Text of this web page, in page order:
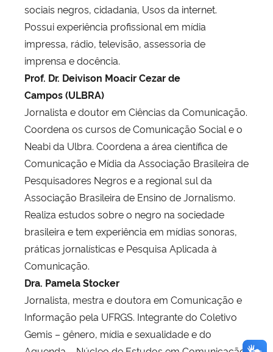
sociais negros, cidadania, Usos da internet.
Possui experiência profissional em mídia
impressa, rádio, televisão, assessoria de
imprensa e docência.
Prof. Dr. Deivison Moacir Cezar de
Campos(ULBRA)
Jornalista e doutor em Ciências da Comunicação.
Coordena os cursos de Comunicação Social e o
Neabi da Ulbra. Coordena a área científica de
Comunicação e Mídia da Associação Brasileira de
Pesquisadores Negros e a regional sul da
Associação Brasileira de Ensino de Jornalismo.
Realiza estudos sobre o negro na sociedade
brasileira e tem experiência em mídias sonoras,
práticas jornalísticas e Pesquisa Aplicada à
Comunicação.
Dra. Pamela Stocker
Jornalista, mestra e doutora em Comunicação e
Informação pela UFRGS. Integrante do Coletivo
Gemis – gênero, mídia e sexualidade e do